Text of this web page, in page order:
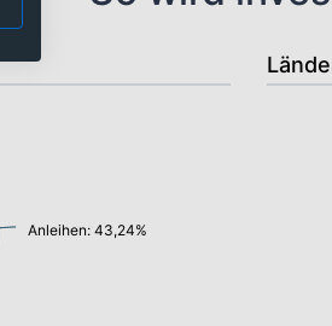
Anleihen: 43,24%